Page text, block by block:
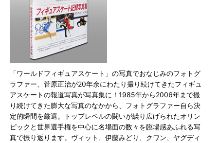
「ワールドフィギュアスケート」の写真でおなじみのフォトグ
ラファー、菅原正治が20年余にわたり撮り続けてきたフィギュ
アスケートの報道写真が写真集に！1985年から2006年まで撮
り続けてきた膨大な写真のなかから、フォトグラファー自ら決
定的瞬間を厳選。トップレベルの闘いが繰り広げられたオリン
ピックと世界選手権を中心に名場面の数々を臨場感あふれる写
真で振り返ります。ヴィット、伊藤みどり、クワン、ヤグディ